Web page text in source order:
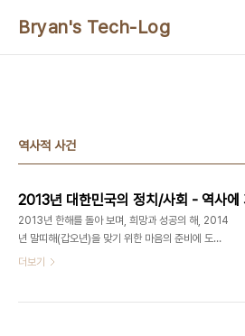
Bryan's Tech-Log
역사적 사건
2013년 한해를 돌아 보며, 희망과 성공의 해, 2014
년 말띠해(갑오년)을 맞기 위한 마음의 준비에 도움
이 되도록, 시사적인 사건들을 정리해 봅니다. 이번
더보기